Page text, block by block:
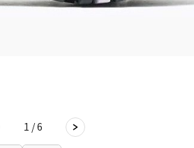
1 / 6